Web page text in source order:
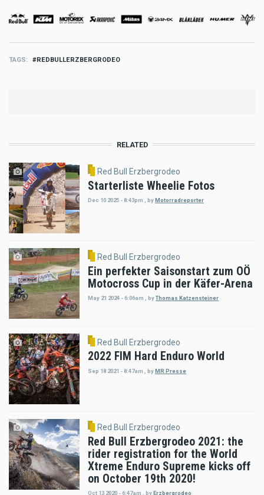
TAGS REDBULLERZBERGRODEO
RELATED
Red Bull Erzbergrodeo
Starterliste Wheelie Fotos
Dec 10 2025 - 8:43pm byMotorradreporter
Red Bull Erzbergrodeo
Ein perfekter Saisonstart zum OÖ
Motocross Cup in der Käfer-Arena
May 21 2024 - 6:06am byThomas Katzensteiner
Red Bull Erzbergrodeo
2022 FIM Hard Enduro World
Sep 18 2021 - 8:47am byMR Presse
Red Bull Erzbergrodeo
Red Bull Erzbergrodeo 2021: the
rider registration for the World
Xtreme Enduro Supreme kicks off
on October 19th 2020!
Oct 13 2020 - 6:47am , by Erzbergrodeo